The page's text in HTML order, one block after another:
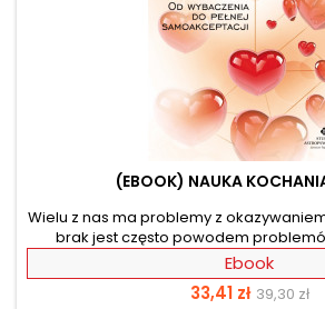
(EBOOK) NAUKA
Wielu z nas ma problemy z
brak jest często powodem
emocjonalnych. Czas z tym
najnowsze badania z zakresu chemii
techniki psychoterapeutyczne oraz
Ebook
Cena
33,41 zł Cena
39,30 zł